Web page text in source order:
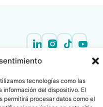
tecnologías como las
información del dispositivo. El
permitirá procesar datos como el
Barcelona
1º, 3ª 08006
932 014 655